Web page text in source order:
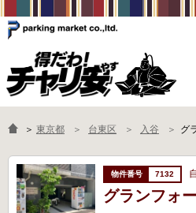
物件一覧
よくあるご質問
＞ 東京都 台東区 入谷 グ
7132
グランフォ